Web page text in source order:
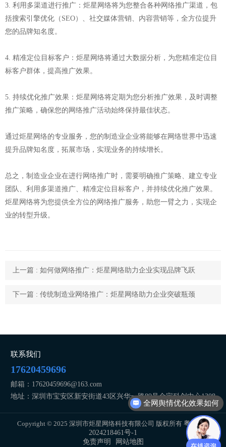
3. 利用多渠道进行推广：炬星网络将为您整合各种网络推广渠道，包
括搜索引擎优化（SEO）、社交媒体营销、内容营销等，全方位提升
您的品牌知名度。
4. 精准定位目标客户：炬星网络将通过大数据分析，为您精准定位目
标客户群体，提高推广效果。
5. 持续优化推广效果：炬星网络将定期为您分析推广效果，及时调整
推广策略，确保您的网络推广活动始终保持最佳状态。
通过炬星网络的专业服务，您的制造业企业将能够在网络世界中迅速
提升品牌知名度，拓展市场，实现业务的持续增长。
总之，制造业企业在进行网络推广时，需要明确推广策略、建立专业
团队、利用多渠道推广、精准定位目标客户，并持续优化推广效果。
炬星网络将为您提供全方位的网络推广服务，助您一臂之力，实现企
业的转型升级。
上一篇 : 如何做网络推广：炬星网络助力企业实现品牌飞跃
下一篇 : 传统制造业网络推广：炬星网络助力企业突破瓶颈
联系我们
17620459696
邮箱：17620459696@163.com
地址：深圳市宝安区新安街道43区兴华一路89号金宝科创中心1308
Copyright © 2025 深圳市炬星网络科技有限公司 版权所有 粤ICP备
2024218461号-1
免责声明
网站地图
全网舆情优化效果如何